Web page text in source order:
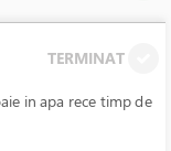
TERMINAT
in apa rece timp de